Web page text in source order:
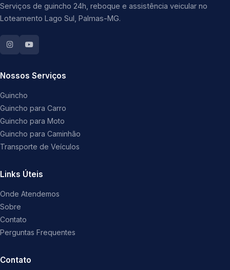
Serviços de guincho 24h, reboque e assistência veicular no
Loteamento Lago Sul, Palmas-MG.
Nossos Serviços
Guincho
Guincho para Carro
Guincho para Moto
Guincho para Caminhão
Transporte de Veículos
Links Úteis
Onde Atendemos
Sobre
Contato
Perguntas Frequentes
Contato